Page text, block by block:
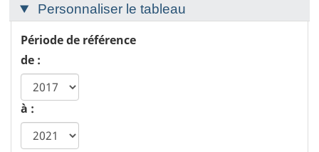
Personnaliser le tableau
Période de référence
de :
à :